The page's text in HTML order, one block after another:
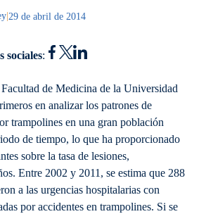
|29 de abril de 2014
sociales:
de Medicina de la Universidad
en analizar los patrones de
trampolines en una gran población
de tiempo, lo que ha proporcionado
sobre la tasa de lesiones,
Entre 2002 y 2011, se estima que 288
a las urgencias hospitalarias con
por accidentes en trampolines. Si se